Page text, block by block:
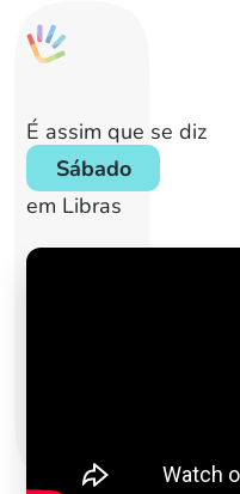
É assim que se diz
Sábado
em Libras